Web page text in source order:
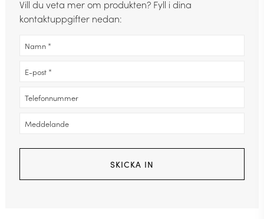
Vill du veta mer om produkten? Fyll i dina
kontaktuppgifter nedan: